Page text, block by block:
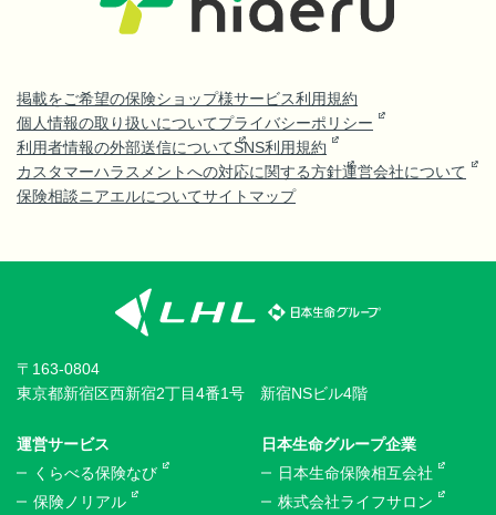
掲載をご希望の保険ショップ様サービス利用規約
個人情報の取り扱いについてプライバシーポリシー
利用者情報の外部送信についてSNS利用規約
カスタマーハラスメントへの対応に関する方針運営会社について
保険相談ニアエルについてサイトマップ
〒163-0804
東京都新宿区西新宿2丁目4番1号 新宿NSビル4階
運営サービス
くらべる保険なび
保険ノリアル
日本生命グループ企業
日本生命保険相互会社
株式会社ライフサロン